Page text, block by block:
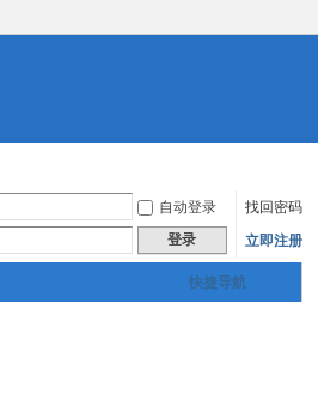
自动登录
找回密码
登录 立即注册
快捷导航